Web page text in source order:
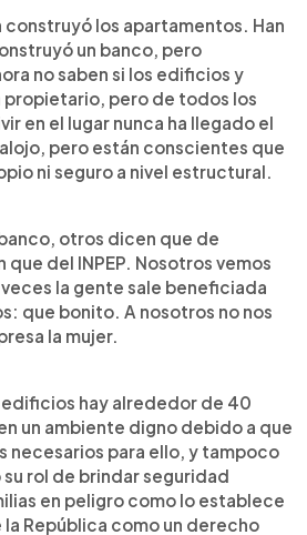
construyó los apartamentos. Han
un banco, pero
no saben si los edificios y
pero de todos los
en el lugar nunca ha llegado el
pero están conscientes que
ni seguro a nivel estructural.
otros dicen que de
del INPEP. Nosotros vemos
la gente sale beneficiada
que bonito. A nosotros no nos
la mujer.
hay alrededor de 40
un ambiente digno debido a que
necesarios para ello, y tampoco
rol de brindar seguridad
en peligro como lo establece
República como un derecho